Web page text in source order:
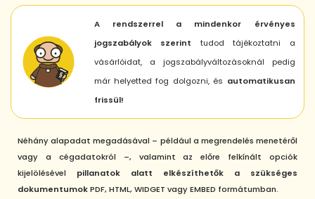
A rendszerrel a mindenkor érvényes
jogszabályok szerint tudod tájékoztatni a
vásárlóidat, a jogszabályváltozásoknál pedig
már helyetted fog dolgozni, és automatikusan
frissül!
Néhány alapadat megadásával – például a megrendelés menetéről
vagy a cégadatokról –, valamint az előre felkínált opciók
kijelölésével pillanatok alatt elkészíthetők a szükséges
dokumentumokPDF, HTML, WIDGET vagy EMBED formátumban.